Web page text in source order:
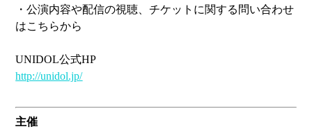
・公演内容や配信の視聴、チケットに関する問い合わせ
はこちらから
UNIDOL公式HP
http://unidol.jp/
主催